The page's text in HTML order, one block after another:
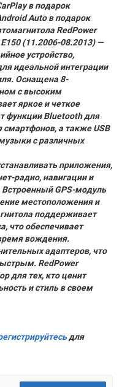
в подарок
Auto в подарок
RedPower
(11.2006-08.2013) —
устройство,
идеальной интеграции
Оснащена 8-
с высоким
яркое и четкое
функции Bluetooth для
а также USB
с различных
приложения,
радио, навигации и
GPS-модуль
местоположения и
поддерживает
что обеспечивает
вождения.
адаптеров, что
RedPower
для тех, кто ценит
и стиль в своем
для